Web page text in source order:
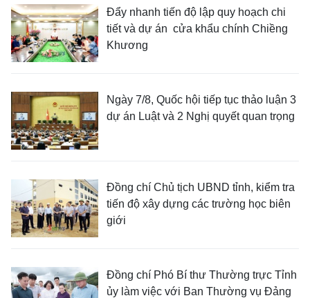
Đẩy nhanh tiến độ lập quy hoạch chi
tiết và dự án cửa khẩu chính Chiềng
Khương
Ngày 7/8, Quốc hội tiếp tục thảo luận 3
dự án Luật và 2 Nghị quyết quan trọng
Đồng chí Chủ tịch UBND tỉnh, kiểm tra
tiến độ xây dựng các trường học biên
giới
Đồng chí Phó Bí thư Thường trực Tỉnh
ủy làm việc với Ban Thường vụ Đảng